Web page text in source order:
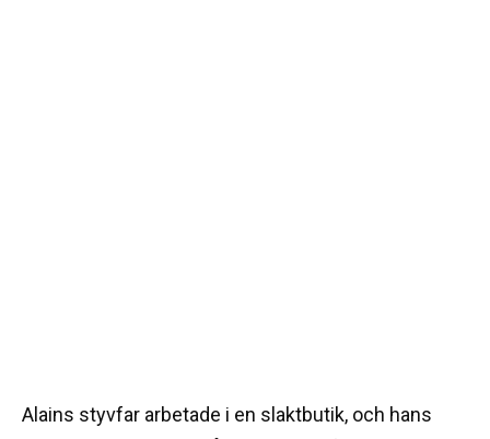
Alains styvfar arbetade i en slaktbutik, och hans